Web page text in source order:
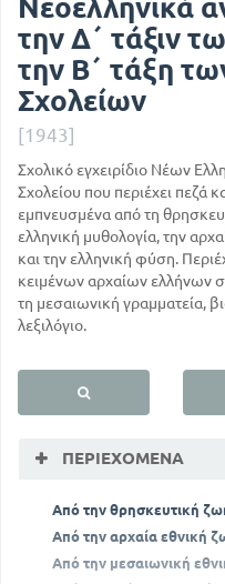
Νεοελληνικά
την Δ΄ τάξιν
την Β΄ τάξη
Σχολείων
[1943]
Σχολικό εγχειρίδιο Νέων
Σχολείου που περιέχει πεζά
εμπνευσμένα από τη
ελληνική μυθολογία, την
και την ελληνική φύση.
κειμένων αρχαίων ελλήνων
τη μεσαιωνική γραμματεία,
λεξιλόγιο.
ΠΕΡΙΕΧΌΜΕΝΑ
Από την θρησκευτική
Από την αρχαία εθνική
Από την μεσαιωνική